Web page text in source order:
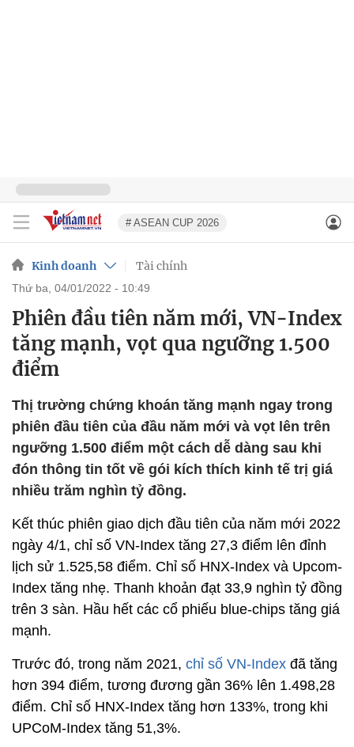
# ASEAN CUP 2026
Kinh doanh Tài chính
thứ ba, 04/01/2022 - 10:49
Phiên đầu tiên năm mới, VN-Index
tăng mạnh, vọt qua ngưỡng 1.500
điểm
Thị trường chứng khoán tăng mạnh ngay trong
phiên đầu tiên của đầu năm mới và vọt lên trên
ngưỡng 1.500 điểm một cách dễ dàng sau khi
đón thông tin tốt về gói kích thích kinh tế trị giá
nhiều trăm nghìn tỷ đồng.
Kết thúc phiên giao dịch đầu tiên của năm mới 2022
ngày 4/1, chỉ số VN-Index tăng 27,3 điểm lên đỉnh
lịch sử 1.525,58 điểm. Chỉ số HNX-Index và Upcom-
Index tăng nhẹ. Thanh khoản đạt 33,9 nghìn tỷ đồng
trên 3 sàn. Hầu hết các cổ phiếu blue-chips tăng giá
mạnh.
Trước đó, trong năm 2021, chỉ số VN-Index đã tăng
hơn 394 điểm, tương đương gần 36% lên 1.498,28
điểm. Chỉ số HNX-Index tăng hơn 133%, trong khi
UPCoM-Index tăng 51,3%.